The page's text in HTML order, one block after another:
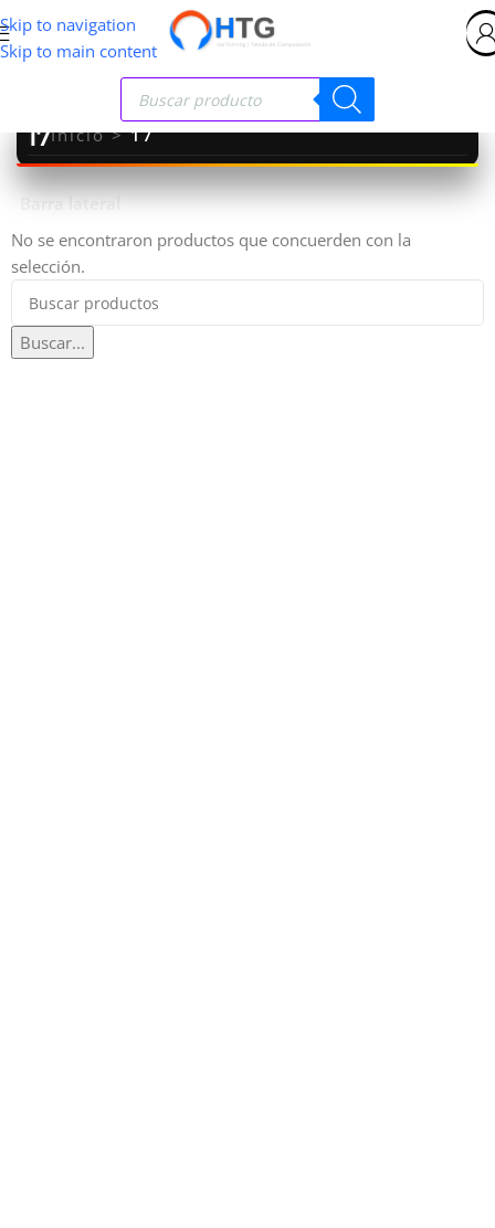
Skip to navigation
Skip to main content
17Inicio>17
Barra lateral
No se encontraron productos que concuerden con la
selección.
Buscar...